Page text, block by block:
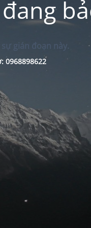
gián đoạn này.
0968898622